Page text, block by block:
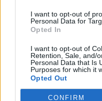
I want to opt-out of
Personal Data for
Opted In
I want to opt-out of
Retention, Sale, and/
Personal Data that Is
Purposes for which it
Opted Out
CONFIRM
prieš mirtį: „Tai buvo
ženklas“
Žinios